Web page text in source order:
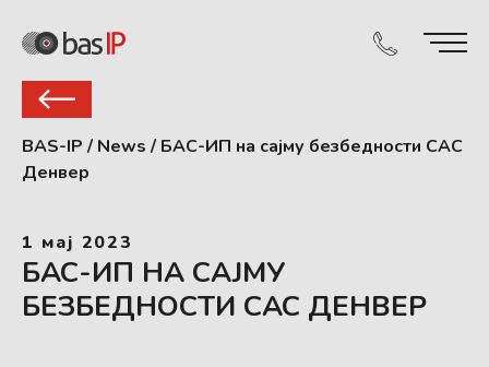
BAS-IP / News / БАС-ИП на сајму безбедности САС
Денвер
1 мај 2023
БАС-ИП НА САЈМУ
БЕЗБЕДНОСТИ САС ДЕНВЕР